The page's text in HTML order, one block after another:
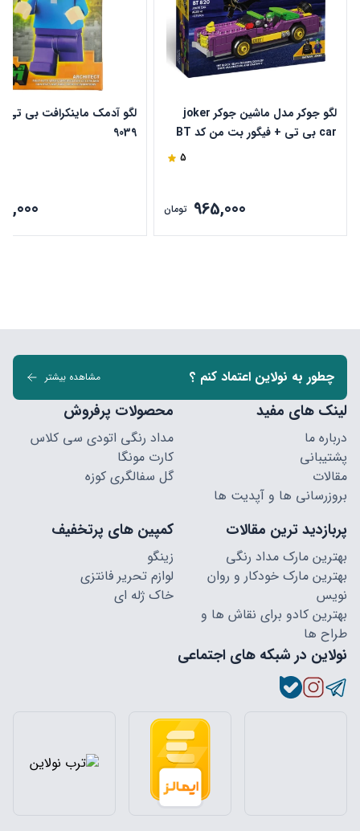
لگو جوکر مدل ماشین جوکر joker
car بی تی + فیگور بت من کد BT
5
965,000 تومان
9039
چطور به نولاین اعتماد کنم ؟ مشاهده بیشتر
لینک های مفید
درباره ما
پشتیبانی
مقالات
بروزرسانی ها و آپدیت ها
محصولات پرفروش
مداد رنگی اتودی سی کلاس
کارت مونگا
گل سفالگری کوزه
پربازدید ترین مقالات
بهترین مارک مداد رنگی
بهترین مارک خودکار و روان
نویس
بهترین کادو برای نقاش ها و
طراح ها
کمپین های پرتخفیف
زینگو
لوازم تحریر فانتزی
خاک ژله ای
نولاین در شبکه های اجتماعی